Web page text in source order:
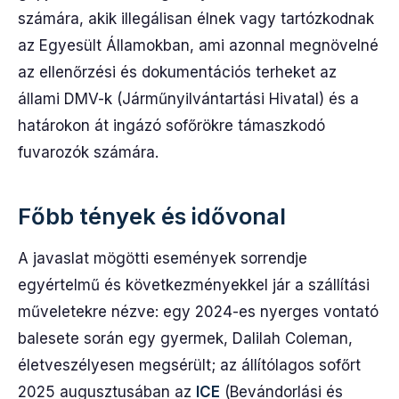
számára, akik illegálisan élnek vagy tartózkodnak
az Egyesült Államokban, ami azonnal megnövelné
az ellenőrzési és dokumentációs terheket az
állami DMV-k (Járműnyilvántartási Hivatal) és a
határokon át ingázó sofőrökre támaszkodó
fuvarozók számára.
Főbb tények és idővonal
A javaslat mögötti események sorrendje
egyértelmű és következményekkel jár a szállítási
műveletekre nézve: egy 2024-es nyerges vontató
balesete során egy gyermek, Dalilah Coleman,
életveszélyesen megsérült; az állítólagos sofőrt
2025 augusztusában az ICE (Bevándorlási és